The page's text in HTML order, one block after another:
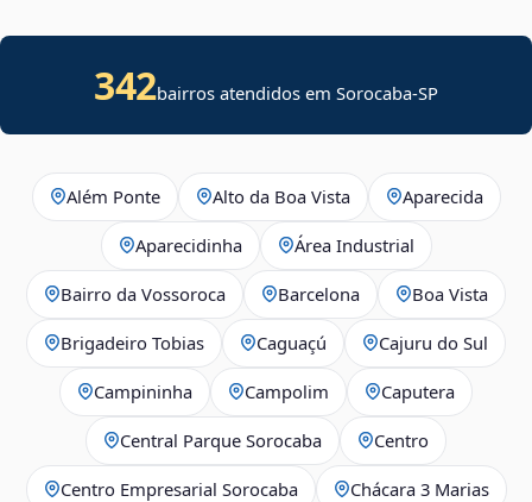
342bairros atendidos em Sorocaba-SP
Além Ponte Alto da Boa Vista Aparecida
Aparecidinha Área Industrial
Bairro da Vossoroca Barcelona Boa Vista
Brigadeiro Tobias Caguaçú Cajuru do Sul
Campininha Campolim Caputera
Central Parque Sorocaba Centro
Centro Empresarial Sorocaba Chácara 3 Marias